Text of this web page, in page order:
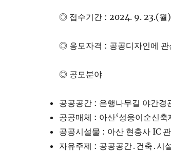
◎ 접수기간 : 2024. 9. 23.(월
◎ 응모자격 : 공공디자인에 관
◎ 공모분야
공공공간 : 은행나무길 야간경
공공매체 : 아산‘성웅이순신축
공공시설물 : 아산 현충사 IC
자유주제 : 공공공간․건축․시